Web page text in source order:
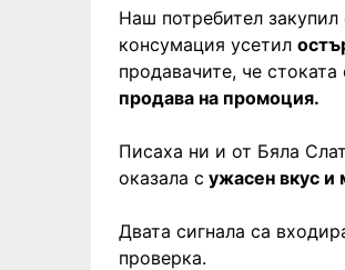
Наш потребител
консумация усетил
продавачите, че
продава на промоция.
Писаха ни и от Бяла
оказала с ужасен вкус и
Двата сигнала са
проверка.